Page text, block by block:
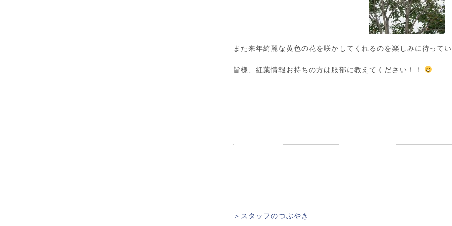
また来年綺麗な黄色の花を咲かしてくれるのを楽しみに待って
皆様、紅葉情報お持ちの方は服部に教えてください！！
＞スタッフのつぶやき